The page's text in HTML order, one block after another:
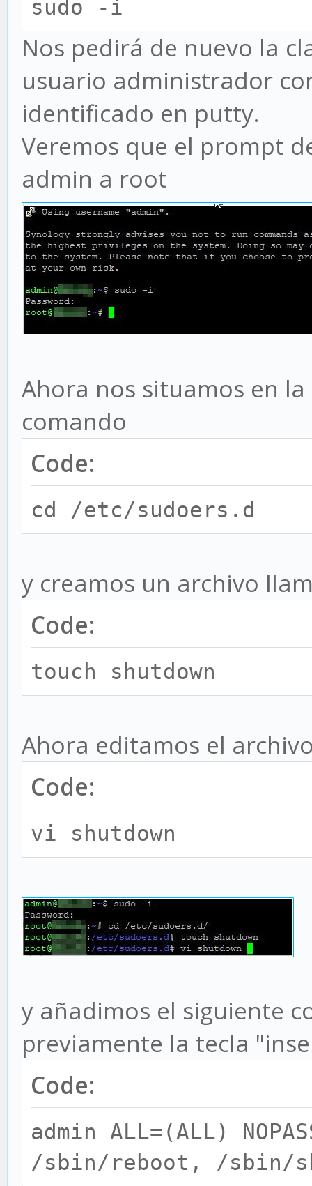
sudo -i
Nos pedirá de nuevo la
usuario administrador
identificado en putty.
Veremos que el prompt
admin a root
Ahora nos situamos en
comando
Code:
cd /etc/sudoers.d
y creamos un archivo
Code:
touch shutdown
Ahora editamos el
Code:
vi shutdown
y añadimos el siguiente
previamente la tecla
Code:
admin ALL=(ALL)
/sbin/reboot, /sbin/